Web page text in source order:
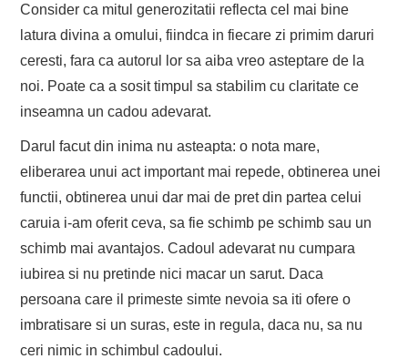
Consider ca mitul generozitatii reflecta cel mai bine
latura divina a omului, fiindca in fiecare zi primim daruri
ceresti, fara ca autorul lor sa aiba vreo asteptare de la
noi. Poate ca a sosit timpul sa stabilim cu claritate ce
inseamna un cadou adevarat.
Darul facut din inima nu asteapta: o nota mare,
eliberarea unui act important mai repede, obtinerea unei
functii, obtinerea unui dar mai de pret din partea celui
caruia i-am oferit ceva, sa fie schimb pe schimb sau un
schimb mai avantajos. Cadoul adevarat nu cumpara
iubirea si nu pretinde nici macar un sarut. Daca
persoana care il primeste simte nevoia sa iti ofere o
imbratisare si un suras, este in regula, daca nu, sa nu
ceri nimic in schimbul cadoului.